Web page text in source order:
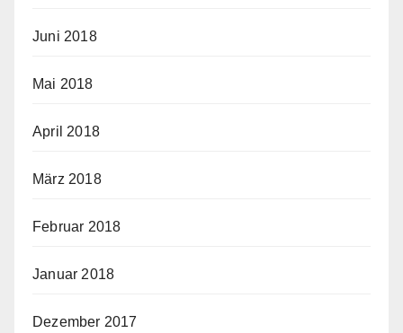
Juni 2018
Mai 2018
April 2018
März 2018
Februar 2018
Januar 2018
Dezember 2017